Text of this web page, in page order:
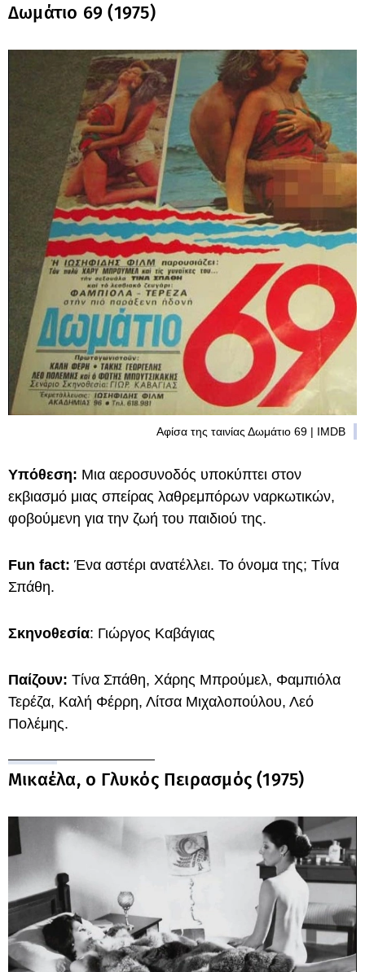
Δωμάτιο 69 (1975)
Αφίσα της ταινίας Δωμάτιο 69 | IMDB
Υπόθεση: Μια αεροσυνοδός υποκύπτει στον
εκβιασμό μιας σπείρας λαθρεμπόρων ναρκωτικών,
φοβούμενη για την ζωή του παιδιού της.
Fun fact: Ένα αστέρι ανατέλλει. Το όνομα της; Τίνα
Σπάθη.
Σκηνοθεσία: Γιώργος Καβάγιας
Παίζουν: Τίνα Σπάθη, Χάρης Μπρούμελ, Φαμπιόλα
Τερέζα, Καλή Φέρρη, Λίτσα Μιχαλοπούλου, Λεό
Πολέμης.
Μικαέλα, ο Γλυκός Πειρασμός (1975)